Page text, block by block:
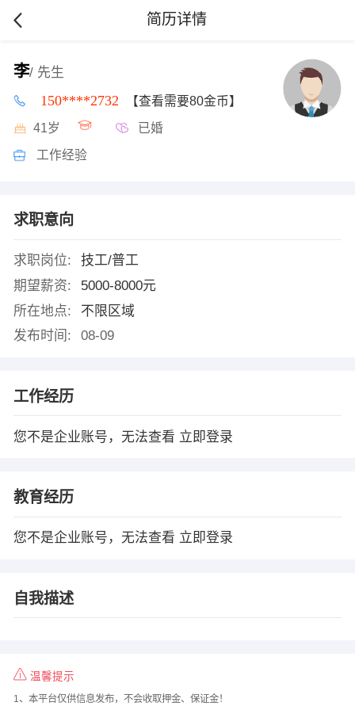
简历详情
李/ 先生
150****2732 【查看需要80金币】
41岁 已婚
工作经验
求职意向
求职岗位:
技工/普工
期望薪资:
5000-8000元
所在地点:
不限区域
发布时间:
08-09
工作经历
您不是企业账号，无法查看 立即登录
教育经历
您不是企业账号，无法查看 立即登录
自我描述
温馨提示
1、本平台仅供信息发布，不会收取押金、保证金！